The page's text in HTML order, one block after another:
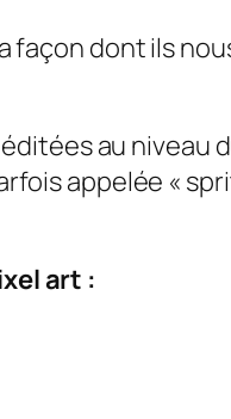
façon dont ils
au niveau
appelée «
art :